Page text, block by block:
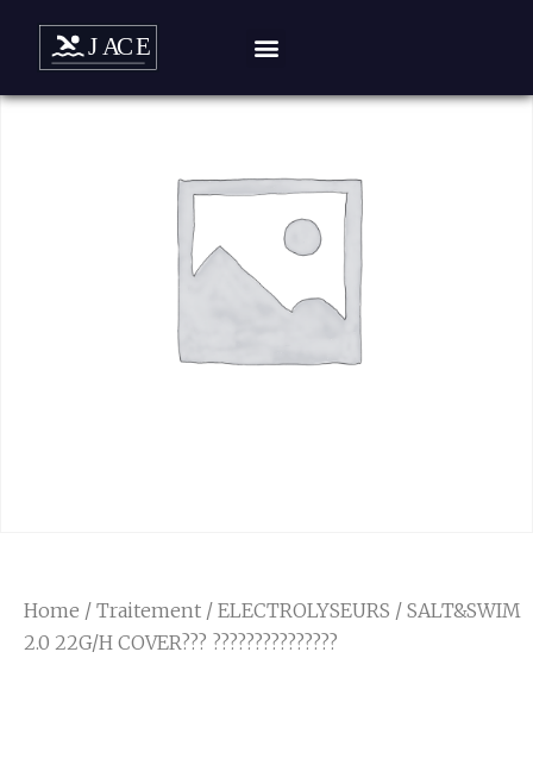
Home / Traitement / ELECTROLYSEURS / SALT&SWIM
2.0 22G/H COVER??? ???????????????